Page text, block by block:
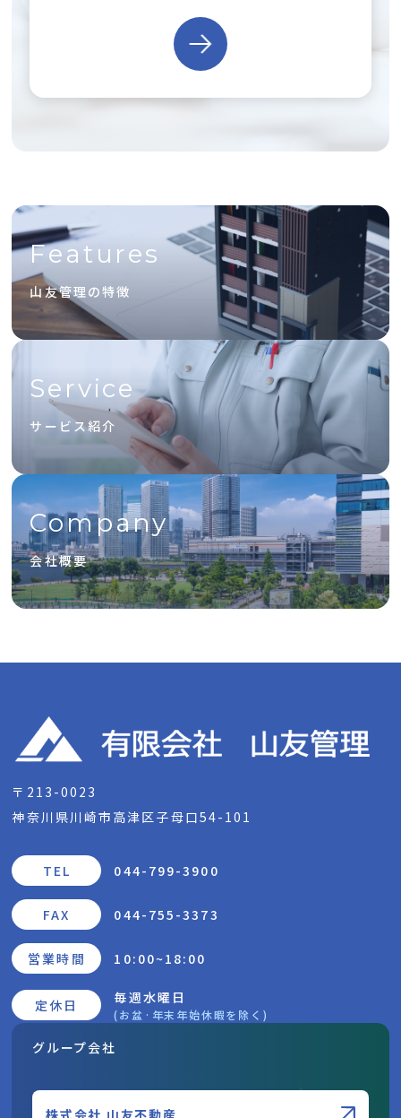
Features
山友管理の特徴
Service
サービス紹介
Company
会社概要
〒213-0023
神奈川県川崎市高津区子母口54-101
TEL 044-799-3900
FAX 044-755-3373
営業時間 10:00~18:00
定休日 毎週水曜日
(お盆·年末年始休暇を除く)
グループ会社
株式会社 山友不動産